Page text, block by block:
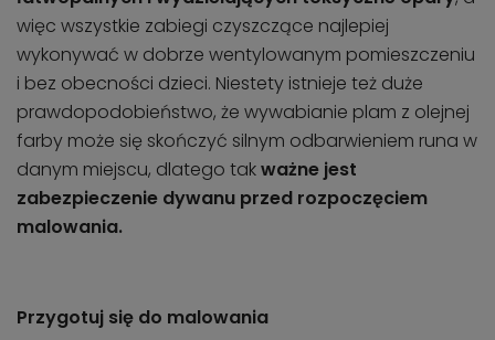
więc wszystkie zabiegi czyszczące najlepiej
wykonywać w dobrze wentylowanym pomieszczeniu
i bez obecności dzieci. Niestety istnieje też duże
prawdopodobieństwo, że wywabianie plam z olejnej
farby może się skończyć silnym odbarwieniem runa w
danym miejscu, dlatego takważne jest
zabezpieczenie dywanu przed rozpoczęciem
malowania.
Przygotuj się do malowania